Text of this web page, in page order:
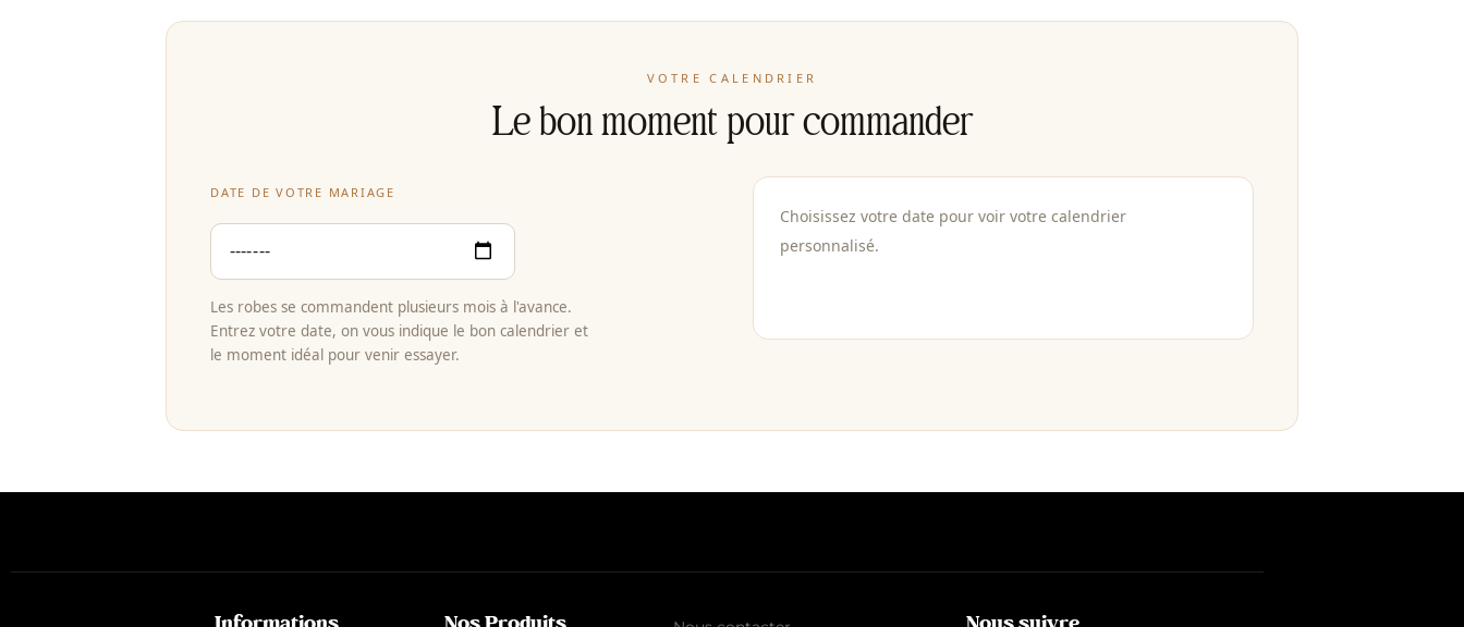
VOTRE CALENDRIER
Le bon moment pour commander
DATE DE VOTRE MARIAGE
Les robes se commandent plusieurs mois à l'avance.
Entrez votre date, on vous indique le bon calendrier et
le moment idéal pour venir essayer.
Choisissez votre date pour voir votre calendrier
personnalisé.